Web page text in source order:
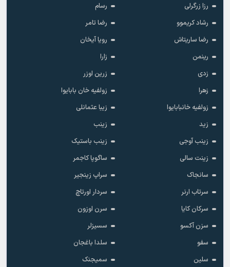
رزا زرگرلی
رسام
رشاد کریموو
رضا تامر
رضا ساریتاش
رویا آیخان
رینمن
زارا
زدی
زرین اوزر
زهرا
زولفیه خان بابایوا
زولفیه خانبابایوا
زیبا عثمانلی
زید
زینب
زینب آوجی
زینب باستیک
زینت سالی
ساگوپا کاجمر
سانجاک
سراپ زینجیر
سرتاب ارنر
سردار اورتاچ
سرکان کایا
سرن اوزون
سزن آکسو
سسیزلر
سفو
سلدا باغجان
سلین
سمیجنک